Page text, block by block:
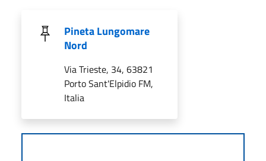
Pineta Lungomare
Nord
Via Trieste, 34, 63821
Porto Sant'Elpidio FM,
Italia